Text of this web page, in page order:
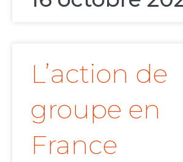
L’action de
groupe en
France